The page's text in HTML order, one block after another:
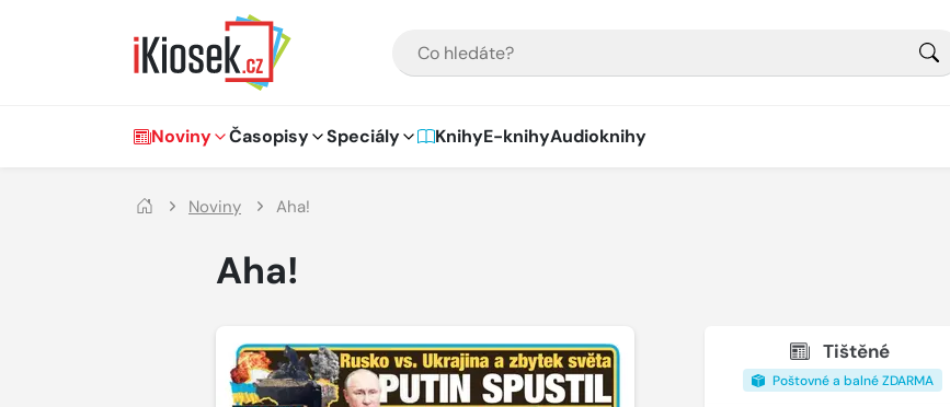
Hlavní navigace
Noviny Časopisy Speciály KnihyE-knihyAudioknihy
Noviny Aha!
Aha!
Tištěné
Poštovné a balné ZDARMA